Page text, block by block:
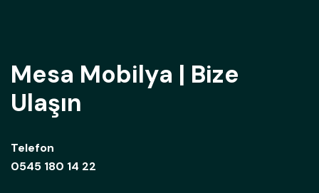
Mesa Mobilya | Bize
Ulaşın
Telefon
0545 180 14 22